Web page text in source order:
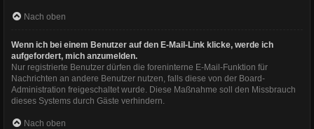
Nach oben
Wenn ich bei einem Benutzer auf den E-Mail-Link klicke, werde ich
aufgefordert, mich anzumelden.
Nur registrierte Benutzer dürfen die foreninterne E-Mail-Funktion für
Nachrichten an andere Benutzer nutzen, falls diese von der Board-
Administration freigeschaltet wurde. Diese Maßnahme soll den Missbrauch
dieses Systems durch Gäste verhindern.
Nach oben